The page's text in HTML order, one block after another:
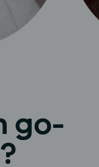
go-